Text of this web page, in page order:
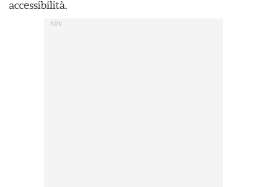
accessibilità.